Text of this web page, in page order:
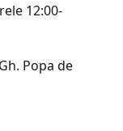
12:00-
Popa de